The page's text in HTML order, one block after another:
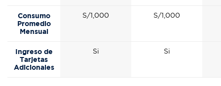
Consumo
Promedio
Mensual
S/1,000 S/1,000
Ingreso de
Tarjetas
Adicionales
Si Si